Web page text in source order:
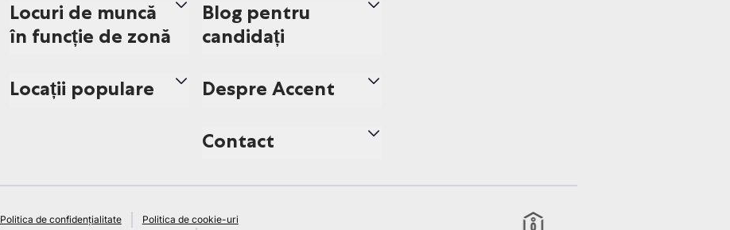
Locuri de muncă
în funcție de zonă
Locații populare
Blog pentru
candidați
Despre Accent
Contact
Politica de confidențialitate
Politica de cookie-uri